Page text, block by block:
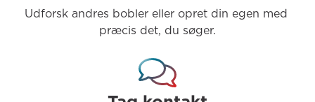
Udforsk andres bobler eller opret din egen med
præcis det, du søger.